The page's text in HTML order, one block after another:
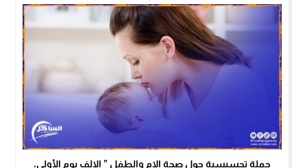
حملة تحسيسية حول صحة الام والطفل ” الالف يوم الأولى،